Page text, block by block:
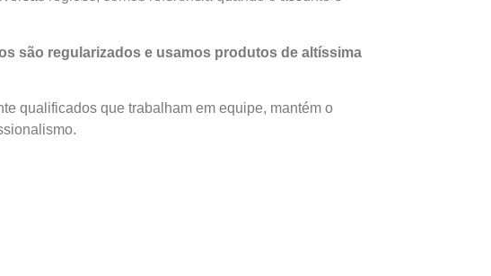
são regularizados e usamos produtos de altíssima
qualificados que trabalham em equipe, mantém o